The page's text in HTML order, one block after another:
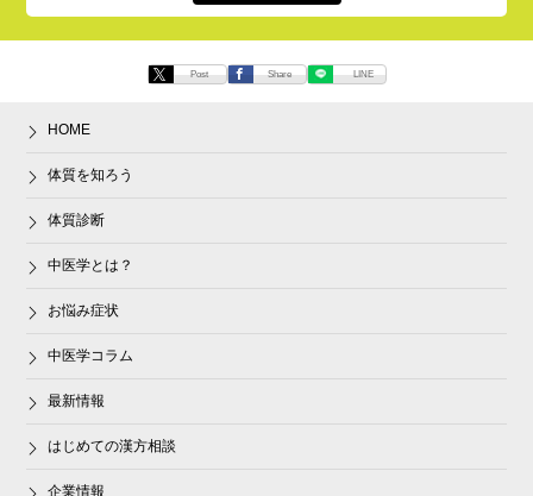
Post Share LINE
HOME
体質を知ろう
体質診断
中医学とは？
お悩み症状
中医学コラム
最新情報
はじめての漢方相談
企業情報